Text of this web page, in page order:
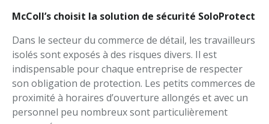
McColl’s choisit la solution de sécurité SoloProtect
Dans le secteur du commerce de détail, les travailleurs
isolés sont exposés à des risques divers. Il est
indispensable pour chaque entreprise de respecter
son obligation de protection. Les petits commerces de
proximité à horaires d’ouverture allongés et avec un
personnel peu nombreux sont particulièrement